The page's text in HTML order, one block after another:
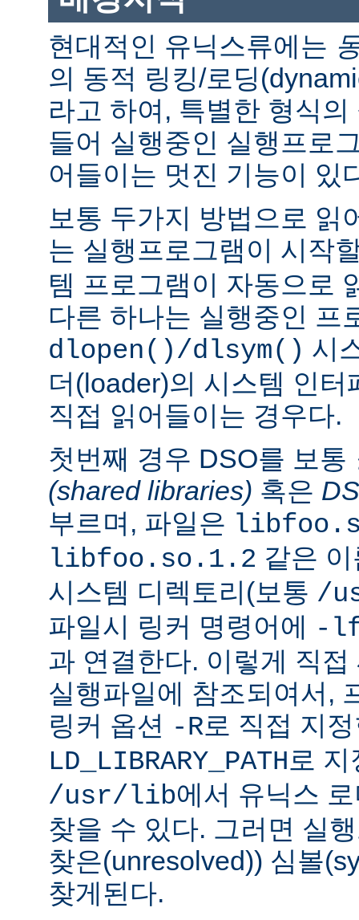
현대적인 유닉스류에는
의 동적 링킹/로딩
라고 하여, 특별한 형식
들어 실행중인 실행프로
어들이는 멋진 기능이 있
보통 두가지 방법으로 읽
는 실행프로그램이 시작
템 프로그램이 자동으로
다른 하나는 실행중인 프
dlopen()/dlsym() 시
더(loader)의 시스템 인
직접 읽어들이는 경우다.
첫번째 경우 DSO를 보통
(shared libraries) 혹은
부르며, 파일은
libfoo.so.1.2 같은
시스템 디렉토리(보통 /
파일시 링커 명령어에
-
과 연결한다. 이렇게 직
실행파일에 참조되여서,
링커 옵션 -R로 직접 지
LD_LIBRARY_PATH 로
/usr/lib에서 유닉스
찾을 수 있다. 그러면 실
찾은(unresolved)) 심볼
찾게된다.